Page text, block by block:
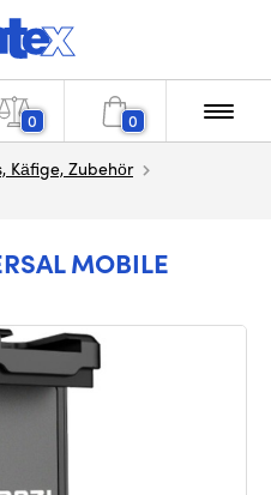
0 0
Käfige, Zubehör
MOBILE